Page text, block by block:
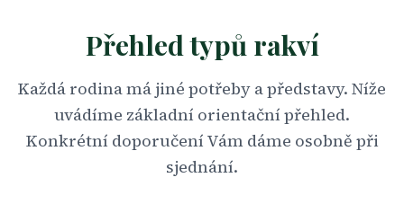
Přehled typů rakví
Každá rodina má jiné potřeby a představy. Níže
uvádíme základní orientační přehled.
Konkrétní doporučení Vám dáme osobně při
sjednání.